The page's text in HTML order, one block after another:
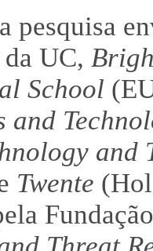
pesquisa
UC,
School
and
and
Twente